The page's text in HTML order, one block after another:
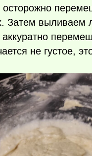
осторожно
Затем выливаем
аккуратно
не густое,